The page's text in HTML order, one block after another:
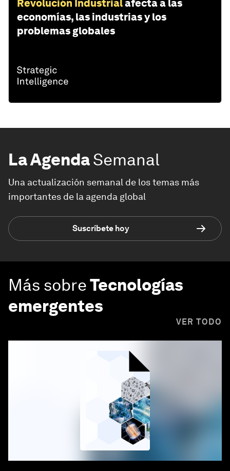
Revolución Industrialafecta a las
economías, las industrias y los
problemas globales
La AgendaSemanal
Una actualización semanal de los temas más
importantes de la agenda global
Suscríbete hoy
Más sobreTecnologías
emergentes
VER TODO